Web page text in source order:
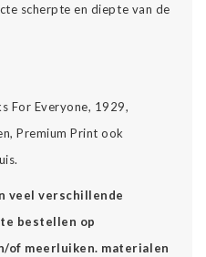
scherpte en diepte van de
For Everyone, 1929,
Premium Print ook
veel verschillende
bestellen op
of meerluiken. materialen